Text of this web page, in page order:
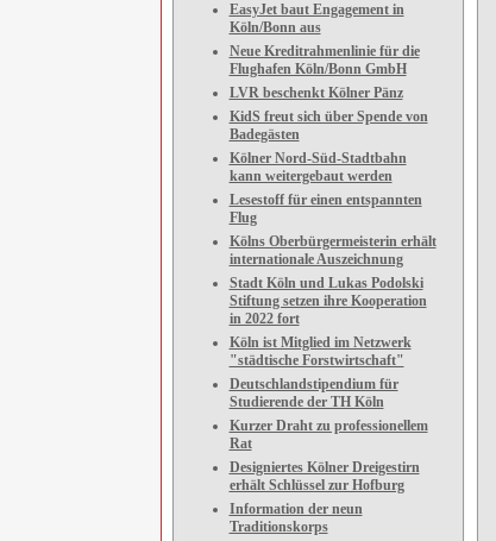
EasyJet baut Engagement in
Köln/Bonn aus
Neue Kreditrahmenlinie für die
Flughafen Köln/Bonn GmbH
LVR beschenkt Kölner Pänz
KidS freut sich über Spende von
Badegästen
Kölner Nord-Süd-Stadtbahn
kann weitergebaut werden
Lesestoff für einen entspannten
Flug
Kölns Oberbürgermeisterin erhält
internationale Auszeichnung
Stadt Köln und Lukas Podolski
Stiftung setzen ihre Kooperation
in 2022 fort
Köln ist Mitglied im Netzwerk
"städtische Forstwirtschaft"
Deutschlandstipendium für
Studierende der TH Köln
Kurzer Draht zu professionellem
Rat
Designiertes Kölner Dreigestirn
erhält Schlüssel zur Hofburg
Information der neun
Traditionskorps